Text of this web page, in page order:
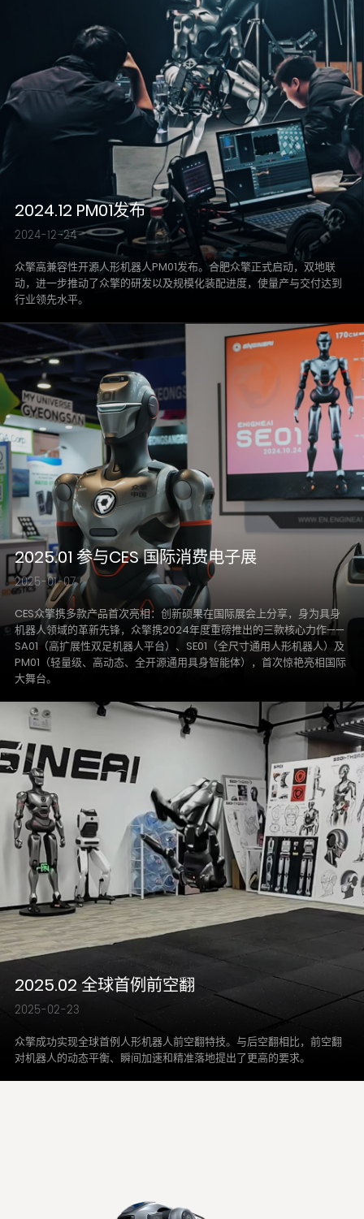
2024.12 PM01发布
2024-12-24
众擎高兼容性开源人形机器人PM01发布。合肥众擎正式启动，双地联
动，进一步推动了众擎的研发以及规模化装配进度，使量产与交付达到
行业领先水平。
2025.01 参与CES 国际消费电子展
2025-01-07
CES众擎携多款产品首次亮相：创新硕果在国际展会上分享，身为具身
机器人领域的革新先锋，众擎携2024年度重磅推出的三款核心力作——
SA01（高扩展性双足机器人平台）、SE01（全尺寸通用人形机器人）及
PM01（轻量级、高动态、全开源通用具身智能体），首次惊艳亮相国际
大舞台。
2025.02 全球首例前空翻
2025-02-23
众擎成功实现全球首例人形机器人前空翻特技。与后空翻相比，前空翻
对机器人的动态平衡、瞬间加速和精准落地提出了更高的要求。